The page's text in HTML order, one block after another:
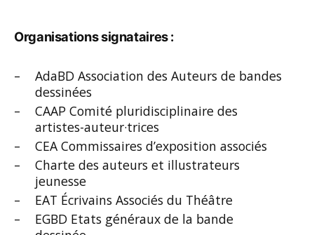
Organisations signataires :
AdaBD Association des Auteurs de bandes
dessinées
CAAP Comité pluridisciplinaire des
artistes-auteur·trices
CEA Commissaires d’exposition associés
Charte des auteurs et illustrateurs
jeunesse
EAT Écrivains Associés du Théâtre
EGBD Etats généraux de la bande